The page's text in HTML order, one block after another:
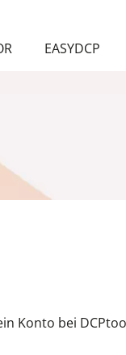
EASYDCP
Konto bei